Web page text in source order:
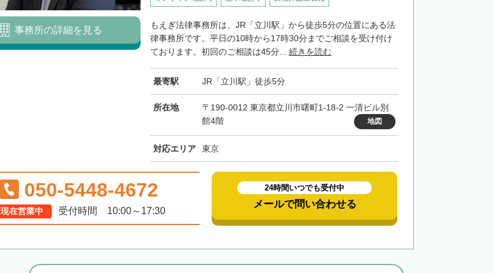
もえぎ法律事務所は、JR「立川駅」から徒歩5分の位置にある法
律事務所です。平日の10時から17時30分までご相談を受け付け
ております。初回のご相談は45分... 続きを読む
最寄駅 JR「立川駅」徒歩5分
所在地
〒190-0012 東京都立川市曙町1-18-2 一清ビル別
館4階
地図
対応エリア 東京
事務所の詳細を見る
050-5448-4672
現在営業中 受付時間 10:00～17:30
24時間いつでも受付中
メールで問い合わせる